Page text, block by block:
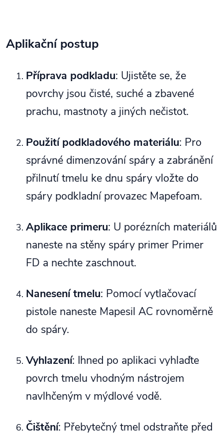
Aplikační postup
Příprava podkladu: Ujistěte se, že
povrchy jsou čisté, suché a zbavené
prachu, mastnoty a jiných nečistot.
Použití podkladového materiálu: Pro
správné dimenzování spáry a zabránění
přilnutí tmelu ke dnu spáry vložte do
spáry podkladní provazec Mapefoam.
Aplikace primeru: U porézních materiálů
naneste na stěny spáry primer Primer
FD a nechte zaschnout.
Nanesení tmelu: Pomocí vytlačovací
pistole naneste Mapesil AC rovnoměrně
do spáry.
Vyhlazení: Ihned po aplikaci vyhlaďte
povrch tmelu vhodným nástrojem
navlhčeným v mýdlové vodě.
Čištění: Přebytečný tmel odstraňte před